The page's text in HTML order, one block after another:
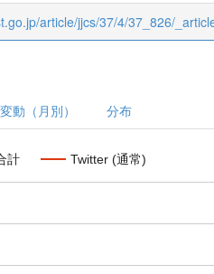
article/jjcs/37/4/37_826/
変動（月別） 分布
計 Twitter (通常)